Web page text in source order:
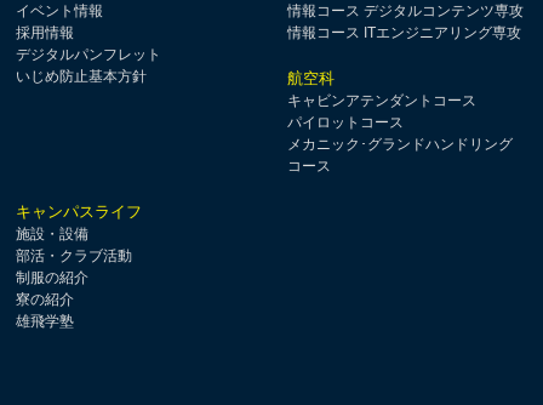
イベント情報
採用情報
デジタルパンフレット
いじめ防止基本方針
情報コース デジタルコンテンツ専攻
情報コース ITエンジニアリング専攻
航空科
キャビンアテンダントコース
パイロットコース
メカニック･グランドハンドリング
コース
キャンパスライフ
施設・設備
部活・クラブ活動
制服の紹介
寮の紹介
雄飛学塾